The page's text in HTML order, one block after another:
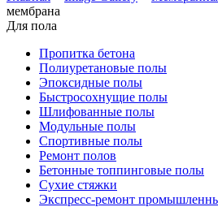
мембрана
Для пола
Пропитка бетона
Полиуретановые полы
Эпоксидные полы
Быстросохнущие полы
Шлифованные полы
Модульные полы
Спортивные полы
Ремонт полов
Бетонные топпинговые полы
Сухие стяжки
Экспресс-ремонт